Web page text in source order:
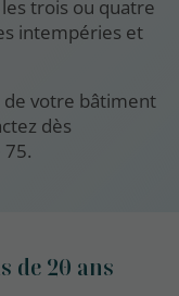
trois ou quatre
intempéries et
de votre bâtiment
dès
de 20 ans